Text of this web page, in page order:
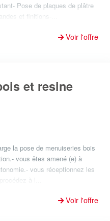
Pose de plaques de plâtre
et finitions-...
Voir l'offre
et resine
la pose de menuiseries bois
vous êtes amené (e) à
vous réceptionnez les
à l...
Voir l'offre